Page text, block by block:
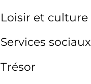
Loisir et culture
Services sociaux
Trésor